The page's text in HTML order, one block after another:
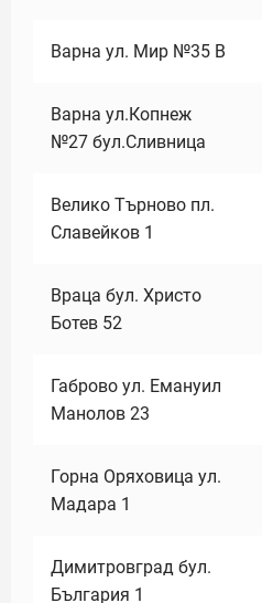
Варна ул. Мир №35 В
Варна ул.Копнеж
№27 бул.Сливница
Велико Търново пл.
Славейков 1
Враца бул. Христо
Ботев 52
Габрово ул. Емануил
Манолов 23
Горна Оряховица ул.
Мадара 1
Димитровград бул.
България 1